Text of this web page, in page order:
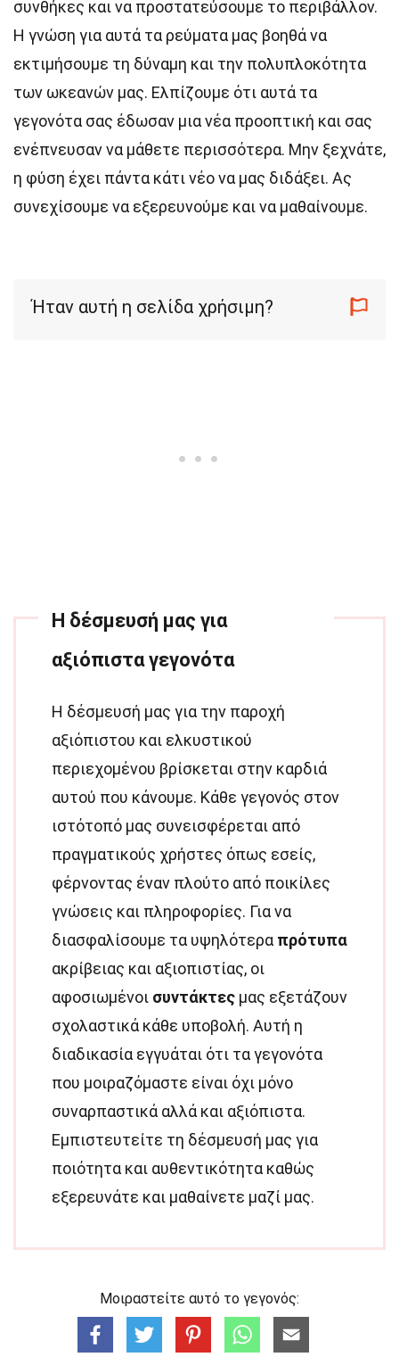
συνθήκες και να προστατεύσουμε το περιβάλλον.
Η γνώση για αυτά τα ρεύματα μας βοηθά να
εκτιμήσουμε τη δύναμη και την πολυπλοκότητα
των ωκεανών μας. Ελπίζουμε ότι αυτά τα
γεγονότα σας έδωσαν μια νέα προοπτική και σας
ενέπνευσαν να μάθετε περισσότερα. Μην ξεχνάτε,
η φύση έχει πάντα κάτι νέο να μας διδάξει. Ας
συνεχίσουμε να εξερευνούμε και να μαθαίνουμε.
Ήταν αυτή η σελίδα χρήσιμη?
Η δέσμευσή μας για
αξιόπιστα γεγονότα
Η δέσμευσή μας για την παροχή
αξιόπιστου και ελκυστικού
περιεχομένου βρίσκεται στην καρδιά
αυτού που κάνουμε. Κάθε γεγονός στον
ιστότοπό μας συνεισφέρεται από
πραγματικούς χρήστες όπως εσείς,
φέρνοντας έναν πλούτο από ποικίλες
γνώσεις και πληροφορίες. Για να
διασφαλίσουμε τα υψηλότερα πρότυπα
ακρίβειας και αξιοπιστίας, οι
αφοσιωμένοι συντάκτες μας εξετάζουν
σχολαστικά κάθε υποβολή. Αυτή η
διαδικασία εγγυάται ότι τα γεγονότα
που μοιραζόμαστε είναι όχι μόνο
συναρπαστικά αλλά και αξιόπιστα.
Εμπιστευτείτε τη δέσμευσή μας για
ποιότητα και αυθεντικότητα καθώς
εξερευνάτε και μαθαίνετε μαζί μας.
Μοιραστείτε αυτό το γεγονός: